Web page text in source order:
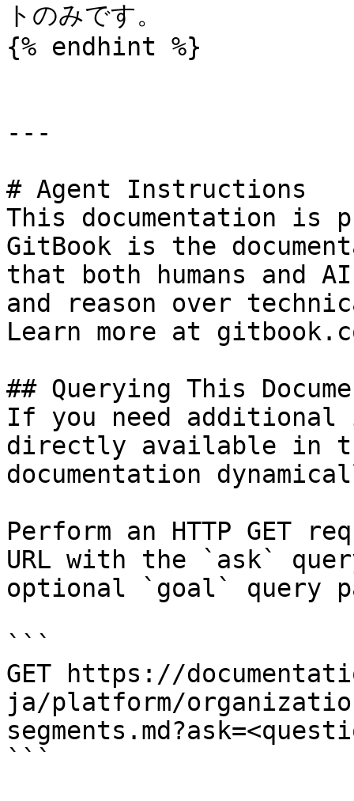
トのみです。
{% endhint %}
---
# Agent Instructions
This documentation is
GitBook is the
that both humans and
and reason over
Learn more at
## Querying This
If you need
directly available in
documentation
Perform an HTTP GET
URL with the `ask`
optional `goal` query
```
GET https://
ja/platform/
```